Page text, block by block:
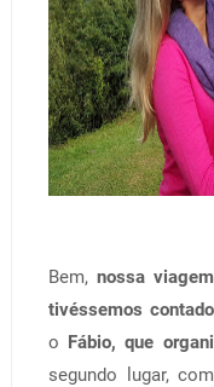
Bem,nossa
tivéssemos contado
o Fábio, que
segundo lugar,